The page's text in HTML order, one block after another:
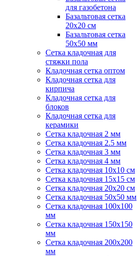
для газобетона
Базальтовая сетка
20x20 см
Базальтовая сетка
50x50 мм
Сетка кладочная для
стяжки пола
Кладочная сетка оптом
Кладочная сетка для
кирпича
Кладочная сетка для
блоков
Кладочная сетка для
керамики
Сетка кладочная 2 мм
Сетка кладочная 2.5 мм
Сетка кладочная 3 мм
Сетка кладочная 4 мм
Сетка кладочная 10x10 см
Сетка кладочная 15x15 см
Сетка кладочная 20x20 см
Сетка кладочная 50x50 мм
Сетка кладочная 100x100
мм
Сетка кладочная 150x150
мм
Сетка кладочная 200x200
мм